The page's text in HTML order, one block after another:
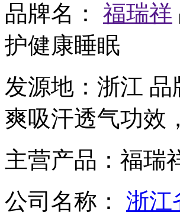
品牌名： 福瑞祥
护健康睡眠
发源地： 浙江 品
爽吸汗透气功效
主营产品： 福瑞
公司名称： 浙江